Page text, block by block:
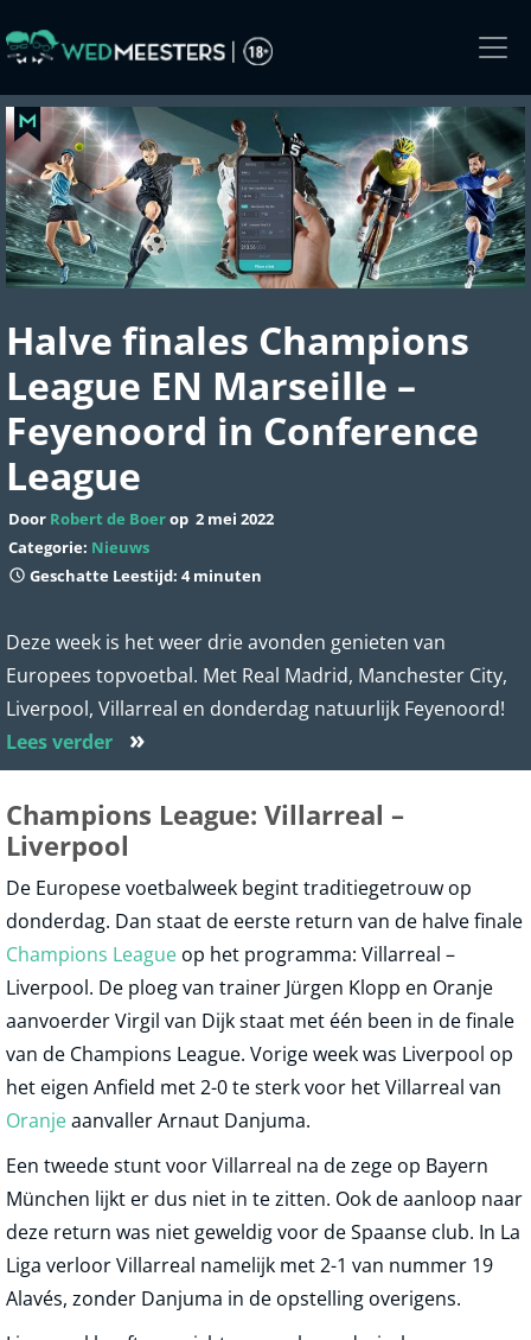
to
content
Halve finales Champions
League EN Marseille –
Feyenoord in Conference
League
Door Robert de Boerop 2 mei 2022
Categorie: Nieuws
Geschatte Leestijd: 4 minuten
Deze week is het weer drie avonden genieten van
Europees topvoetbal. Met Real Madrid, Manchester City,
Liverpool, Villarreal en donderdag natuurlijk Feyenoord!
Lees verder
»
Champions League: Villarreal –
Liverpool
De Europese voetbalweek begint traditiegetrouw op
donderdag. Dan staat de eerste return van de halve finale
Champions League op het programma: Villarreal –
Liverpool. De ploeg van trainer Jürgen Klopp en Oranje
aanvoerder Virgil van Dijk staat met één been in de finale
van de Champions League. Vorige week was Liverpool op
het eigen Anfield met 2-0 te sterk voor het Villarreal van
Oranjeaanvaller Arnaut Danjuma.
Een tweede stunt voor Villarreal na de zege op Bayern
München lijkt er dus niet in te zitten. Ook de aanloop naar
deze return was niet geweldig voor de Spaanse club. In La
Liga verloor Villarreal namelijk met 2-1 van nummer 19
Alavés, zonder Danjuma in de opstelling overigens.